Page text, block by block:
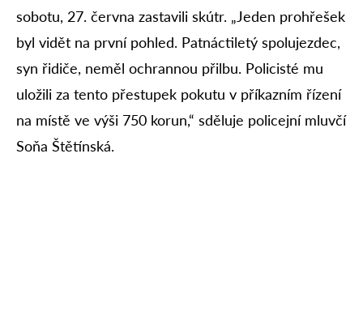
sobotu, 27. června zastavili skútr. „Jeden prohřešek
byl vidět na první pohled. Patnáctiletý spolujezdec,
syn řidiče, neměl ochrannou přilbu. Policisté mu
uložili za tento přestupek pokutu v příkazním řízení
na místě ve výši 750 korun,“ sděluje policejní mluvčí
Soňa Štětínská.